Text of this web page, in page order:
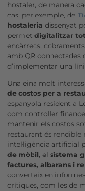
hostaler, de manera
cas, per exemple, de
hostaleria dissenyat
permet digitalitzar
encàrrecs,
amb QR connectades
d’implementar una
Una eina molt
de costos per a
espanyola resident a
com controller
mantenir els costos
restaurant és rendible
intel·ligència artificial
de mòbil, el sistema
factures, albarans i
converteix en informes
crítiques, com les de